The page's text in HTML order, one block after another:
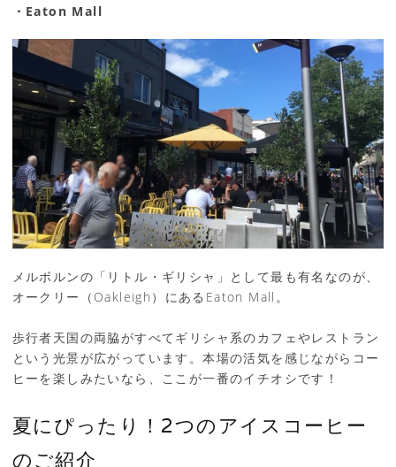
・Eaton Mall
メルボルンの「リトル・ギリシャ」として最も有名なのが、
オークリー（Oakleigh）にあるEaton Mall。
歩行者天国の両脇がすべてギリシャ系のカフェやレストラン
という光景が広がっています。本場の活気を感じながらコー
ヒーを楽しみたいなら、ここが一番のイチオシです！
夏にぴったり！2つのアイスコーヒー
のご紹介